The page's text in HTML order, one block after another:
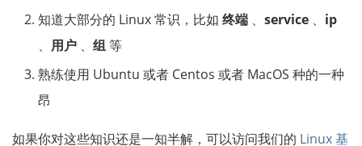
知道大部分的 Linux 常识，比如 终端 、 service 、 ip
、 用户 、 组等
熟练使用 Ubuntu 或者 Centos 或者 MacOS 种的一种
昂
如果你对这些知识还是一知半解，可以访问我们的 Linux 基